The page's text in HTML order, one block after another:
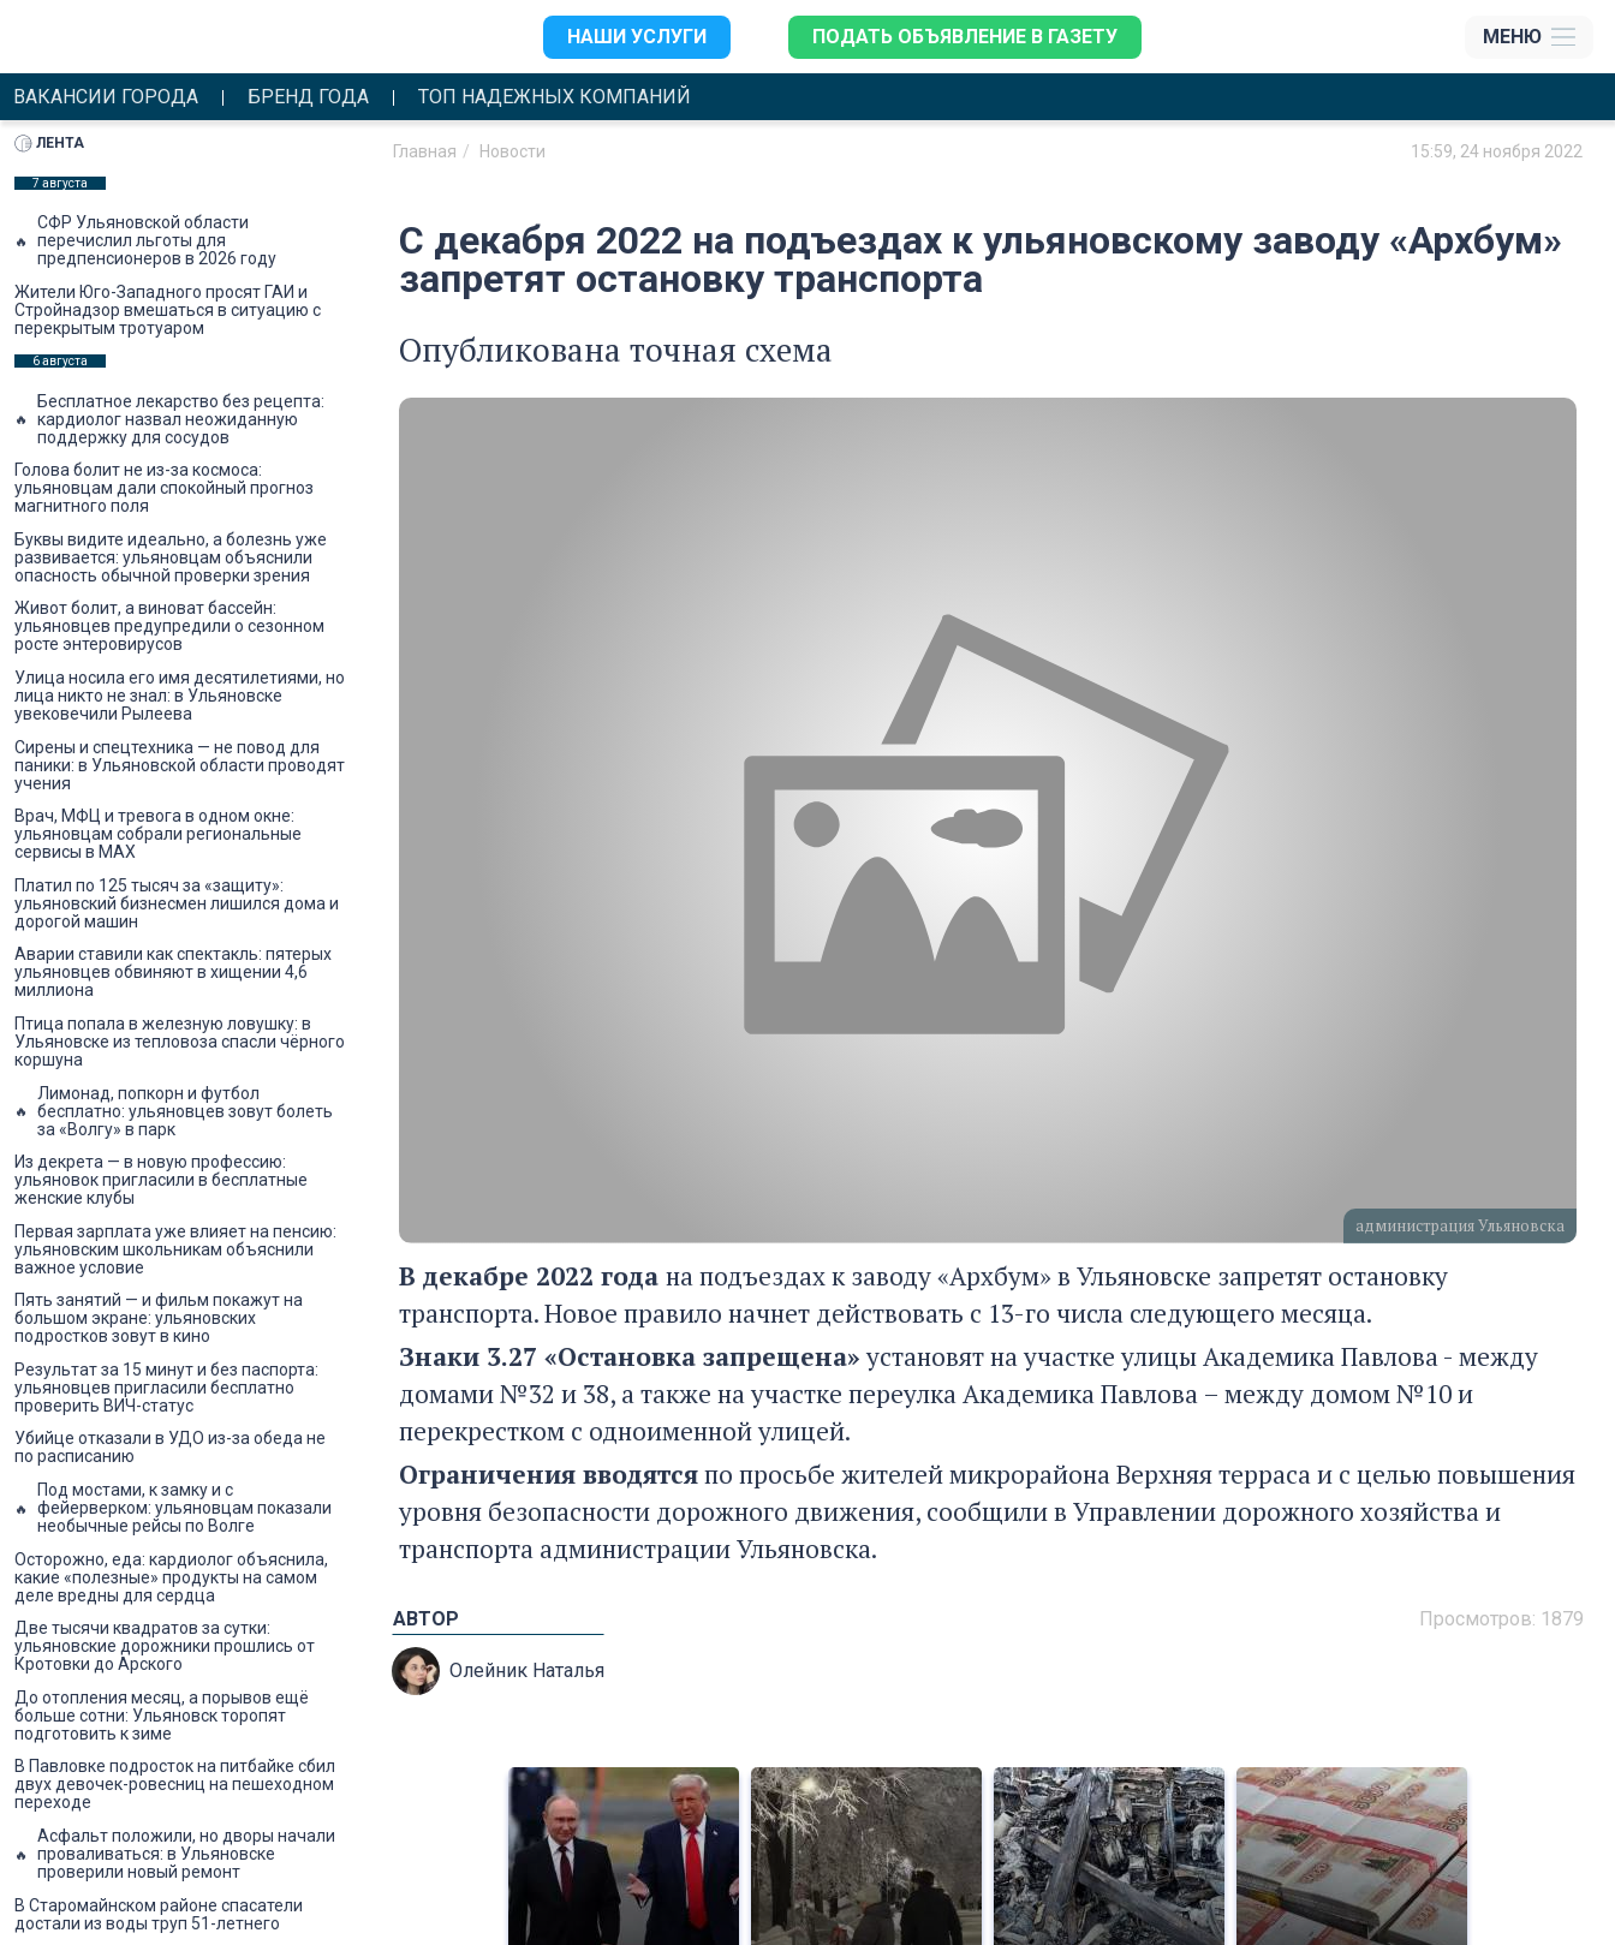
НАШИ УСЛУГИ ПОДАТЬ ОБЪЯВЛЕНИЕ В ГАЗЕТУ МЕНЮ
ВАКАНСИИ ГОРОДА БРЕНД ГОДА ТОП НАДЕЖНЫХ КОМПАНИЙ
Главная Новости 15:59, 24 ноября 2022
С декабря 2022 на подъездах к ульяновскому заводу «Архбум»
запретят остановку транспорта
Опубликована точная схема
администрация Ульяновска
В декабре 2022 года на подъездах к заводу «Архбум» в Ульяновске запретят остановку
транспорта. Новое правило начнет действовать с 13-го числа следующего месяца.
Знаки 3.27 «Остановка запрещена»установят на участке улицы Академика Павлова - между
домами №32 и 38, а также на участке переулка Академика Павлова – между домом №10 и
перекрестком с одноименной улицей.
Ограничения вводятсяпо просьбе жителей микрорайона Верхняя терраса и с целью повышения
уровня безопасности дорожного движения, сообщили в Управлении дорожного хозяйства и
транспорта администрации Ульяновска.
Просмотров: 1879
АВТОР
Олейник Наталья
ЛЕНТА
7 августа
СФР Ульяновской области
перечислил льготы для
предпенсионеров в 2026 году
Жители Юго-Западного просят ГАИ и
Стройнадзор вмешаться в ситуацию с
перекрытым тротуаром
6 августа
Бесплатное лекарство без рецепта:
кардиолог назвал неожиданную
поддержку для сосудов
Голова болит не из-за космоса:
ульяновцам дали спокойный прогноз
магнитного поля
Буквы видите идеально, а болезнь уже
развивается: ульяновцам объяснили
опасность обычной проверки зрения
Живот болит, а виноват бассейн:
ульяновцев предупредили о сезонном
росте энтеровирусов
Улица носила его имя десятилетиями, но
лица никто не знал: в Ульяновске
увековечили Рылеева
Сирены и спецтехника — не повод для
паники: в Ульяновской области проводят
учения
Врач, МФЦ и тревога в одном окне:
ульяновцам собрали региональные
сервисы в MAX
Платил по 125 тысяч за «защиту»:
ульяновский бизнесмен лишился дома и
дорогой машин
Аварии ставили как спектакль: пятерых
ульяновцев обвиняют в хищении 4,6
миллиона
Птица попала в железную ловушку: в
Ульяновске из тепловоза спасли чёрного
коршуна
Лимонад, попкорн и футбол
бесплатно: ульяновцев зовут болеть
за «Волгу» в парк
Из декрета — в новую профессию:
ульяновок пригласили в бесплатные
женские клубы
Первая зарплата уже влияет на пенсию:
ульяновским школьникам объяснили
важное условие
Пять занятий — и фильм покажут на
большом экране: ульяновских
подростков зовут в кино
Результат за 15 минут и без паспорта:
ульяновцев пригласили бесплатно
проверить ВИЧ-статус
Убийце отказали в УДО из-за обеда не
по расписанию
Под мостами, к замку и с
фейерверком: ульяновцам показали
необычные рейсы по Волге
Осторожно, еда: кардиолог объяснила,
какие «полезные» продукты на самом
деле вредны для сердца
Две тысячи квадратов за сутки:
ульяновские дорожники прошлись от
Кротовки до Арского
До отопления месяц, а порывов ещё
больше сотни: Ульяновск торопят
подготовить к зиме
В Павловке подросток на питбайке сбил
двух девочек-ровесниц на пешеходном
переходе
Асфальт положили, но дворы начали
проваливаться: в Ульяновске
проверили новый ремонт
В Старомайнском районе спасатели
достали из воды труп 51-летнего